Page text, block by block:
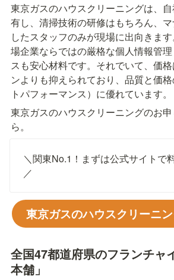
東京ガスのハウスクリーニングは、
有し、清掃技術の研修はもちろん、
したスタッフのみが現場に出向きま
場企業ならではの厳格な個人情報管
スも安心材料です。それでいて、価
ンよりも抑えられており、品質と価
トパフォーマンス）に優れています。
東京ガスのハウスクリーニングのお
ら。
＼関東No.1！まずは公式サイトで
／
東京ガスのハウスクリーニ
全国47都道府県のフランチャ
本舗」